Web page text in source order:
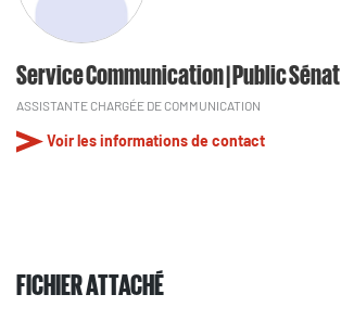
Service Communication | Public Sénat
ASSISTANTE CHARGÉE DE COMMUNICATION
Voir les informations de contact
FICHIER ATTACHÉ